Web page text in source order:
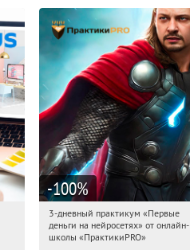
-100%
21:49:29 Получили:
Россия
3-дневный практикум «Первые
деньги на нейросетях» от онлайн-
школы «ПрактикиPRO»